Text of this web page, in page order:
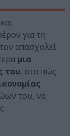
για τη
απασχολεί
μια
του, στο πώς
του, να